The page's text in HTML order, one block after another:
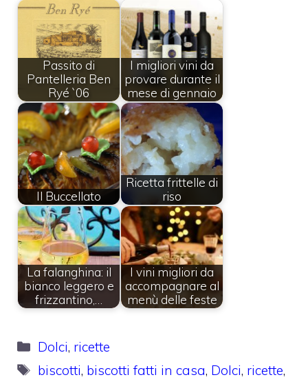
Passito di
Pantelleria Ben
Ryé `06
I migliori vini da
provare durante il
mese di gennaio
Il Buccellato
Ricetta frittelle di
riso
La falanghina: il
bianco leggero e
frizzantino,…
I vini migliori da
accompagnare al
menù delle feste
Categorie
Dolci, ricette
Tag
biscotti, biscotti fatti in casa, Dolci, ricette,